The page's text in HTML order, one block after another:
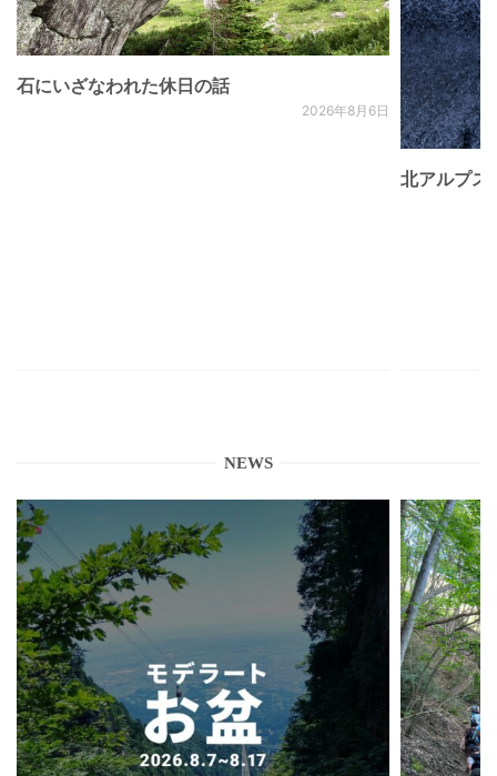
石にいざなわれた休日の話
2026年8月6日
北アルプ
NEWS